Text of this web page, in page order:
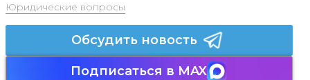
Юридические вопросы
Обсудить новость
Подписаться в MAX